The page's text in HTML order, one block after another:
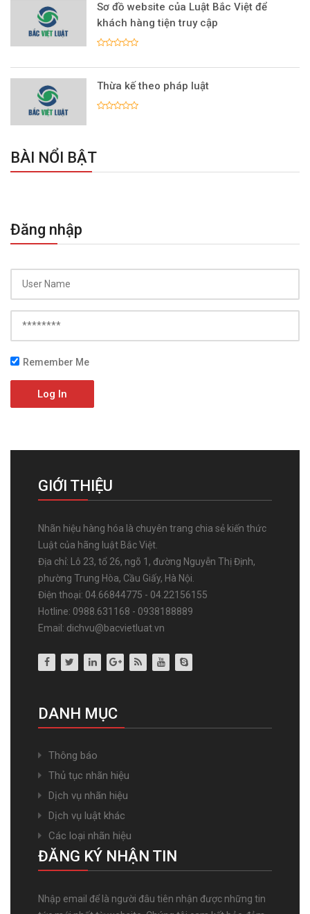
Sơ đồ website của Luật Bắc Việt để
khách hàng tiện truy cập
Thừa kế theo pháp luật
BÀI NỔI BẬT
Đăng nhập
Remember Me
Log In
GIỚI THIỆU
Nhãn hiệu hàng hóa là chuyên trang chia sẻ kiến thức
Luật của hãng luật Bắc Việt.
Địa chỉ: Lô 23, tổ 26, ngõ 1, đường Nguyễn Thị Định,
phường Trung Hòa, Cầu Giấy, Hà Nội.
Điện thoại: 04.66844775 - 04.22156155
Hotline: 0988.631168 - 0938188889
Email: dichvu@bacvietluat.vn
DANH MỤC
Thông báo
Thủ tục nhãn hiệu
Dịch vụ nhãn hiệu
Dịch vụ luật khác
Các loại nhãn hiệu
ĐĂNG KÝ NHẬN TIN
Nhập email để là người đâu tiên nhận được những tin